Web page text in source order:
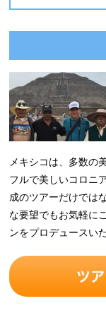
メキシコは、多数の
フルで美しいコロニ
成のツアーだけでは
な要望でもお気軽に
ンをプロデュースい